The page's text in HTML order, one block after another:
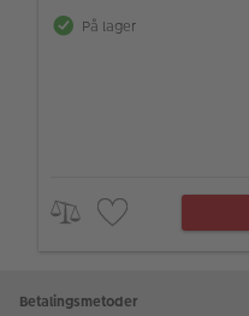
På lager
Betalingsmetoder